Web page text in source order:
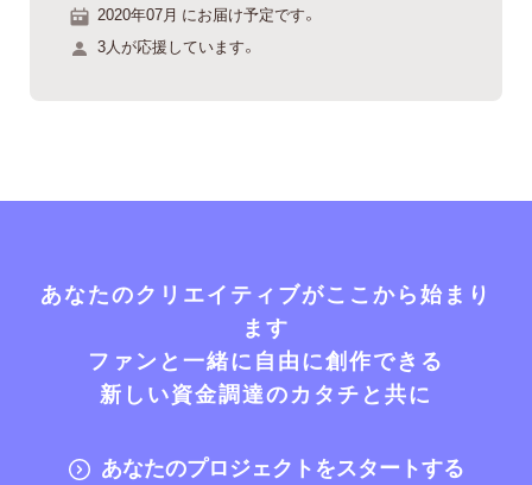
2020年07月 にお届け予定です。
3人が応援しています。
あなたのクリエイティブがここから始まり
ます
ファンと一緒に自由に創作できる
新しい資金調達のカタチと共に
あなたのプロジェクトをスタートする